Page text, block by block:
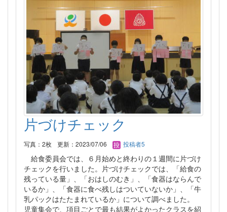
片づけチェック
写真：2枚 更新：2023/07/06 投稿者5
給食委員会では、６月始めと終わりの１週間に片づけ
チェックを行いました。片づけチェックでは、「給食の
残っている量」、「おはしのむき」、「食器はならんで
いるか」、「食器に食べ残しはついていないか」、「牛
乳パックはたたまれているか」について調べました。
児童集会で、項目ごとで最も結果がよかったクラスを紹